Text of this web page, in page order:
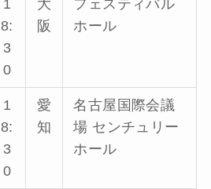
1
8:
3
0
大
阪
フェスティバル
ホール
1
8:
3
0
愛
知
名古屋国際会議
場 センチュリー
ホール